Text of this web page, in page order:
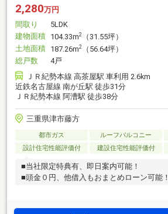
2,280万円
間取り
5LDK
建物面積 104.33m2
（31.55坪）
土地面積 187.26m2
（56.64坪）
総戸数
4戸
ＪＲ紀勢本線 高茶屋駅 車利用 2.6km
近鉄名古屋線 南が丘駅 徒歩31分
ＪＲ紀勢本線 阿漕駅 徒歩38分
三重県津市藤方
都市ガス ルーフバルコニー
設計住宅性能評価付
建設住宅性能評価付
■当社限定特典有、即日案内可能！
■頭金０円、他借入もおまとめローン可能！